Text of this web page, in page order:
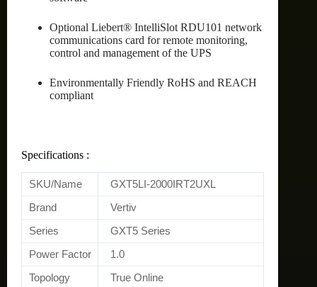
Optional Liebert® IntelliSlot RDU101 network
communications card for remote monitoring,
control and management of the UPS
Environmentally Friendly RoHS and REACH
compliant
Specifications :
SKU/Name GXT5LI-2000IRT2UXL
Brand Vertiv
Series GXT5 Series
Power Factor 1.0
Topology True Online